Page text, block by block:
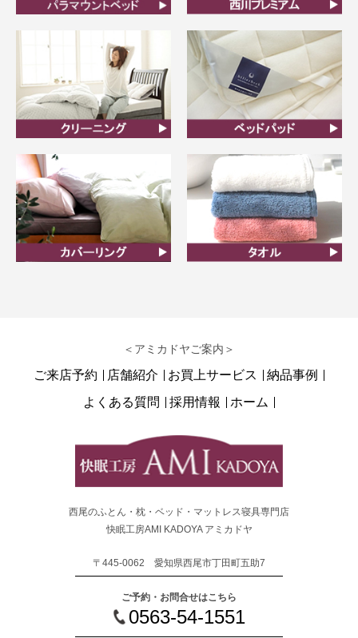
ん
＜アミカドヤご案内＞
ご来店予約 店舗紹介 お買上サービス
納品事例
よくある質問
採用情報 ホーム
西尾のふとん・枕・ベッド・マットレス寝具専門店
快眠工房AMI KADOYA アミカドヤ
〒445-0062 愛知県西尾市丁田町五助7
ご予約・お問合せはこちら
0563-54-1551